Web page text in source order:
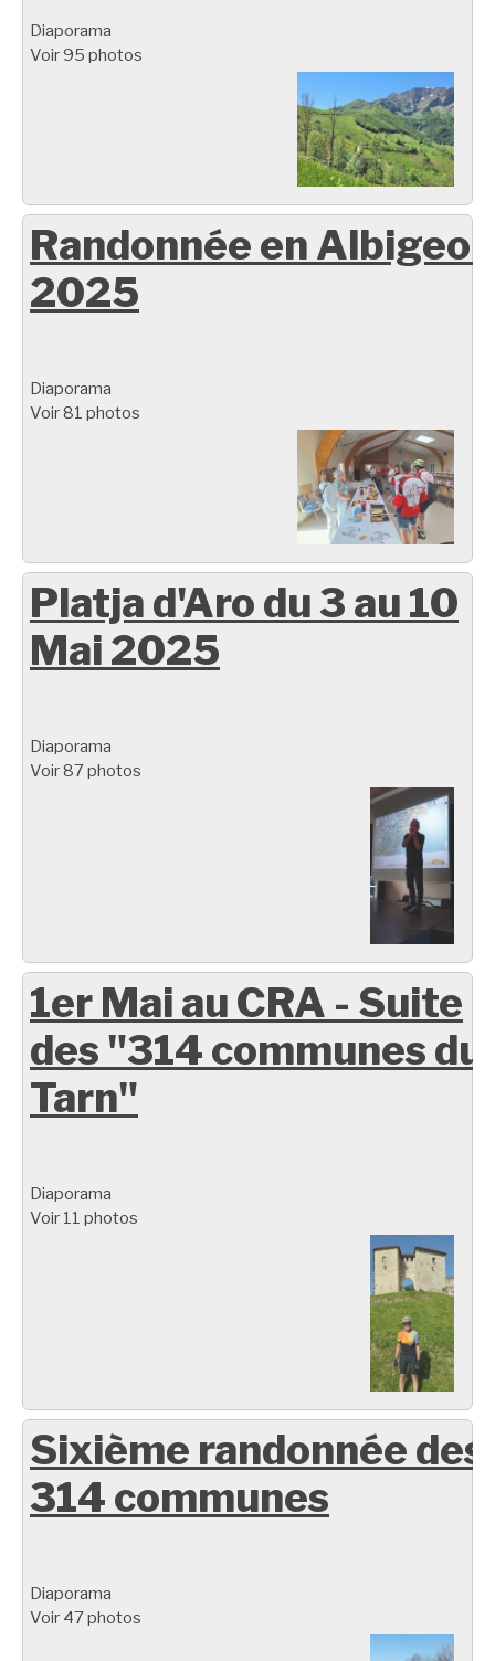
Diaporama
Voir 95 photos
Randonnée en
2025
Diaporama
Voir 81 photos
Platja d'Aro du 3 au 10
Mai 2025
Diaporama
Voir 87 photos
1er Mai au CRA - Suite
des "314 communes du
Tarn"
Diaporama
Voir 11 photos
Sixième randonnée des
314 communes
Diaporama
Voir 47 photos